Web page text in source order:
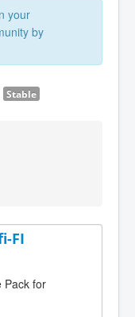
your
by
Stable
FI
Pack for